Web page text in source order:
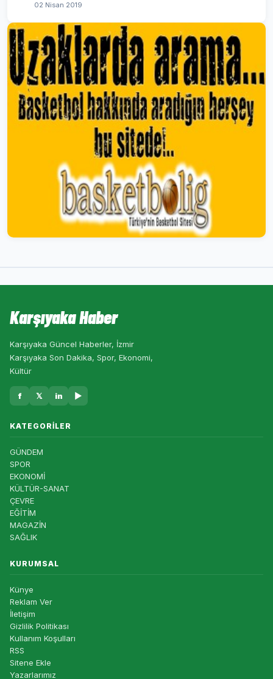
02 Nisan 2019
Karşıyaka Haber
Karşıyaka Güncel Haberler, İzmir
Karşıyaka Son Dakika, Spor, Ekonomi,
Kültür
f 𝕏 in ▶
KATEGORILER
GÜNDEM
SPOR
EKONOMİ
KÜLTÜR-SANAT
ÇEVRE
EĞİTİM
MAGAZİN
SAĞLIK
KURUMSAL
Künye
Reklam Ver
İletişim
Gizlilik Politikası
Kullanım Koşulları
RSS
Sitene Ekle
Yazarlarımız